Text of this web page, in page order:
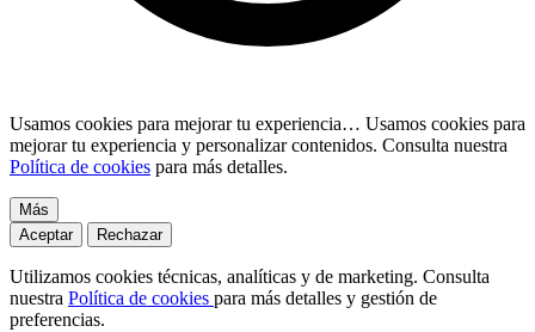
Usamos cookies para mejorar tu experiencia… Usamos cookies para
mejorar tu experiencia y personalizar contenidos. Consulta nuestra
Política de cookies para más detalles.
Más
Aceptar
Rechazar
Utilizamos cookies técnicas, analíticas y de marketing. Consulta
nuestra Política de cookies para más detalles y gestión de
preferencias.